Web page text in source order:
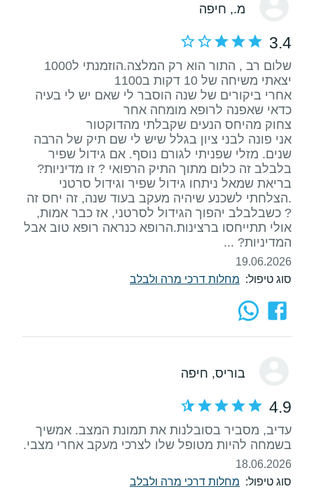
מ., חיפה
3.4
שלום רב , התור הוא רק המלצה.הוזמנתי ל1000
אחרי ביקורים של שנה הוסבר לי שאם יש לי בעיה
אני פונה לבני ציון בגלל שיש לי שם תיק של הרבה
שנים. מזלי שפניתי לגורם נוסף. אם גידול שפיר
בלבלב זה כלום מתוך התיק הרפואי ? זו מדיניות?
בריאת שמאל ניתחו גידול שפיר וגידול סרטני
.הצלחתי לשכנע שיהיה מעקב בעוד שנה, זה יחס זה
? כשבלבלב יהפוך הגידול לסרטני, אז כבר אמות,
אולי תתייחסו ברצינות.הרופא כנראה רופא טוב אבל
המדיניות? ...
19.06.2026
סוג טיפול: מחלות דרכי מרה ולבלב
בוריס, חיפה
4.9
עדיב, מסביר בסובלנות את תמונת המצב. אמשיך
בשמחה להיות מטופל שלו לצרכי מעקב אחרי מצבי.
18.06.2026
סוג טיפול: מחלות דרכי מרה ולבלב